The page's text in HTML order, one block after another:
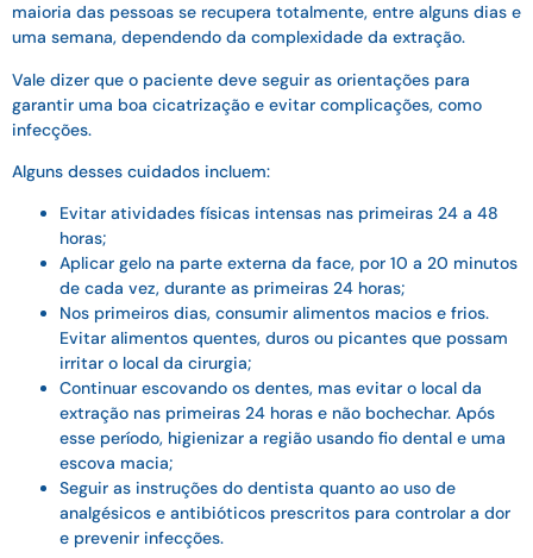
maioria das pessoas se recupera totalmente, entre alguns dias e
uma semana, dependendo da complexidade da extração.
Vale dizer que o paciente deve seguir as orientações para
garantir uma boa cicatrização e evitar complicações, como
infecções.
Alguns desses cuidados incluem:
Evitar atividades físicas intensas nas primeiras 24 a 48
horas;
Aplicar gelo na parte externa da face, por 10 a 20 minutos
de cada vez, durante as primeiras 24 horas;
Nos primeiros dias, consumir alimentos macios e frios.
Evitar alimentos quentes, duros ou picantes que possam
irritar o local da cirurgia;
Continuar escovando os dentes, mas evitar o local da
extração nas primeiras 24 horas e não bochechar. Após
esse período, higienizar a região usando fio dental e uma
escova macia;
Seguir as instruções do dentista quanto ao uso de
analgésicos e antibióticos prescritos para controlar a dor
e prevenir infecções.